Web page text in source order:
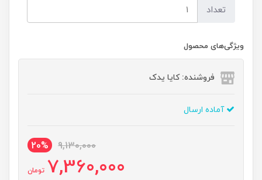
تعداد
ویژگی‌های محصول
فروشنده: کایا یدک
آماده ارسال
9,130,000
20%
7,360,000 تومان